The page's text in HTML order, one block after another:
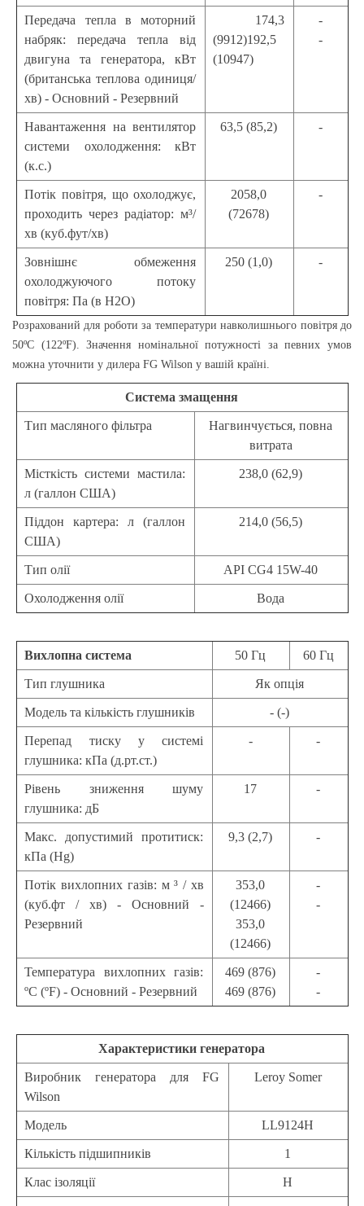
Передача тепла в моторний
набряк: передача тепла від
двигуна та генератора, кВт
(британська теплова одиниця/
хв) - Основний - Резервний
174,3
(9912)192,5
(10947)
-
-
Навантаження на вентилятор
системи охолодження: кВт
(к.с.)
63,5 (85,2) -
Потік повітря, що охолоджує,
проходить через радіатор: м³/
хв (куб.фут/хв)
2058,0
(72678)
-
Зовнішнє обмеження
охолоджуючого потоку
повітря: Па (в Н2О)
250 (1,0) -
Розрахований для роботи за температури навколишнього повітря до
50ºС (122ºF). Значення номінальної потужності за певних умов
можна уточнити у дилера FG Wilson у вашій країні.
Система змащення
Тип масляного фільтра
Нагвинчується, повна
витрата
Місткість системи мастила:
л (галлон США)
238,0 (62,9)
Піддон картера: л (галлон
США)
214,0 (56,5)
Тип олії API CG4 15W-40
Охолодження олії Вода
Вихлопна система 50 Гц 60 Гц
Тип глушника Як опція
Модель та кількість глушників - (-)
Перепад тиску у системі
глушника: кПа (д.рт.ст.)
- -
Рівень зниження шуму
глушника: дБ
17 -
Макс. допустимий протитиск:
кПа (Hg)
9,3 (2,7) -
Потік вихлопних газів: м ³ / хв
(куб.фт / хв) - Основний -
Резервний
353,0
(12466)
353,0
(12466)
-
-
Температура вихлопних газів:
ºС (ºF) - Основний - Резервний
469 (876)
469 (876)
-
-
Характеристики генератора
Виробник генератора для FG
Wilson
Leroy Somer
Модель LL9124H
Кількість підшипників 1
Клас ізоляції H